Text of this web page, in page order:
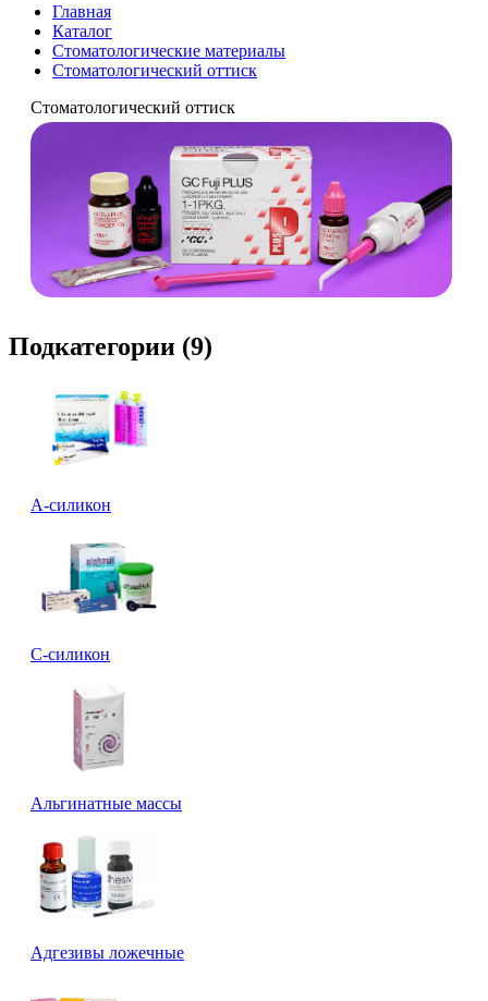
Главная
Каталог
Стоматологические материалы
Стоматологический оттиск
Стоматологический оттиск
Подкатегории (9)
А-силикон
C-силикон
Альгинатные массы
Адгезивы ложечные